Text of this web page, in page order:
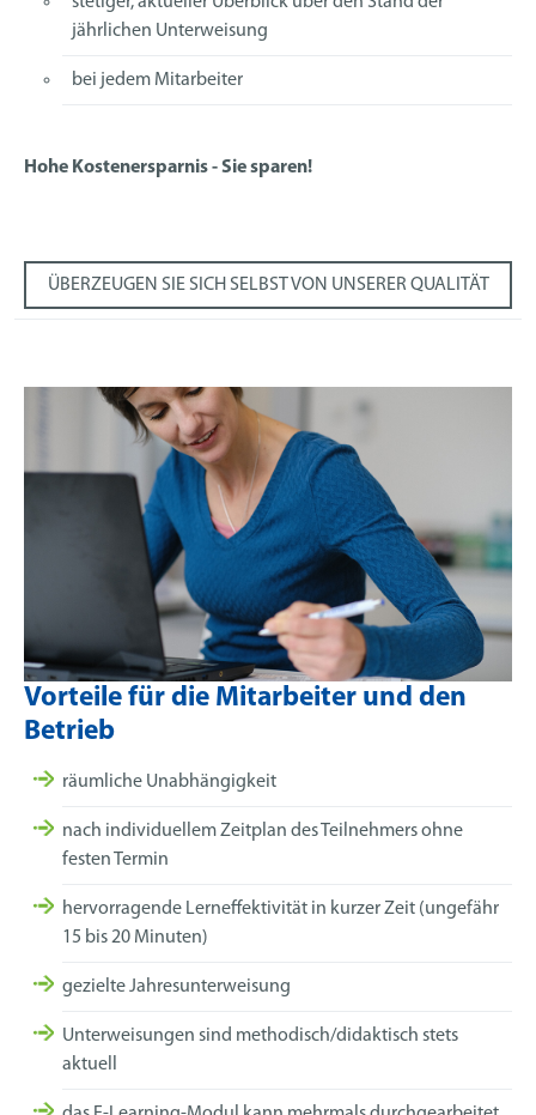
jährlichen Unterweisung
bei jedem Mitarbeiter
Hohe Kostenersparnis - Sie sparen!
ÜBERZEUGEN SIE SICH SELBST VON UNSERER QUALITÄT
Vorteile für die Mitarbeiter und den
Betrieb
räumliche Unabhängigkeit
nach individuellem Zeitplan des Teilnehmers ohne
festen Termin
hervorragende Lerneffektivität in kurzer Zeit (ungefähr
15 bis 20 Minuten)
gezielte Jahresunterweisung
Unterweisungen sind methodisch/didaktisch stets
aktuell